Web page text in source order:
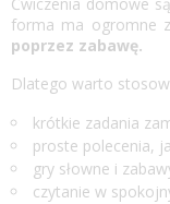
forma ma ogromne
poprzez zabawę.
Dlatego warto
krótkie zadania
proste polecenia,
gry słowne i
czytanie w